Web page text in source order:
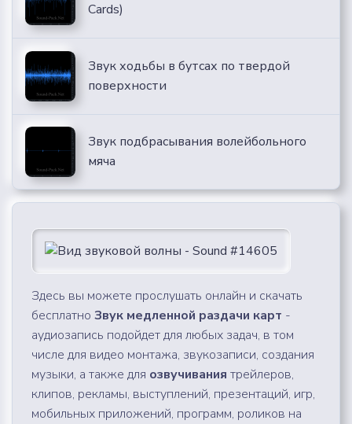
Cards)
Звук ходьбы в бутсах по твердой
поверхности
Звук подбрасывания волейбольного
мяча
Здесь вы можете прослушать онлайн и скачать
бесплатно Звук медленной раздачи карт -
аудиозапись подойдет для любых задач, в том
числе для видео монтажа, звукозаписи, создания
музыки, а также для озвучивания трейлеров,
клипов, рекламы, выступлений, презентаций, игр,
мобильных приложений, программ, роликов на